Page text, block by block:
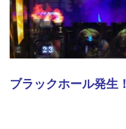
ブラックホール発生！